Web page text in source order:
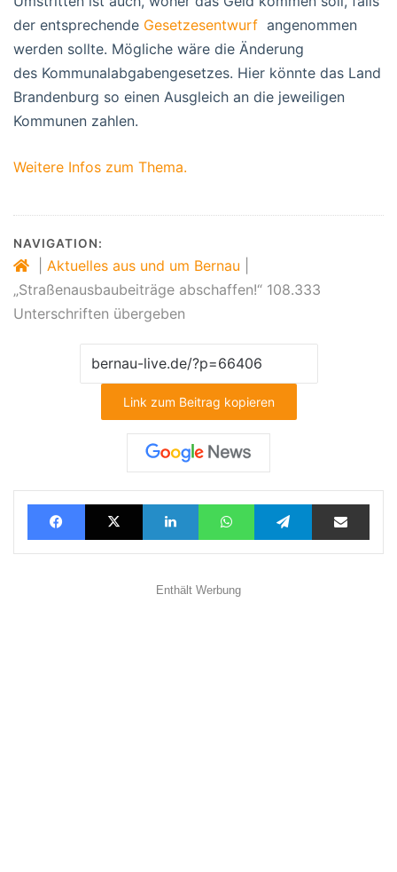
der entsprechende Gesetzesentwurf angenommen
werden sollte. Mögliche wäre die Änderung
des Kommunalabgabengesetzes. Hier könnte das Land
Brandenburg so einen Ausgleich an die jeweiligen
Kommunen zahlen.
Weitere Infos zum Thema.
NAVIGATION:
Aktuelles aus und um Bernau
„Straßenausbaubeiträge abschaffen!“ 108.333
Unterschriften übergeben
Link zum Beitrag kopieren
FacebookX LinkedInWhatsAppTelegramTeilen via E-Mail
Enthält Werbung